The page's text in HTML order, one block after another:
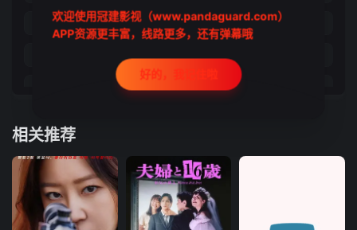
第29集 第30集 第31集 第32集
第38集 第39集
第49集 第50集 第51集
第53集 第54集 第55集
相关推荐
欢迎使用冠建影视（www.pandaguard.com）
APP资源更丰富，线路更多，还有弹幕哦
好的，我记住啦